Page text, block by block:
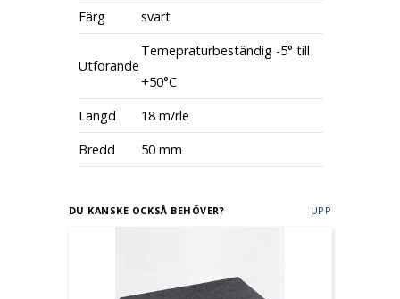
Färg
svart
Utförande
Temepraturbeständig -5° till
+50°C
Längd
18 m/rle
Bredd
50 mm
DU KANSKE OCKSÅ BEHÖVER? UPP